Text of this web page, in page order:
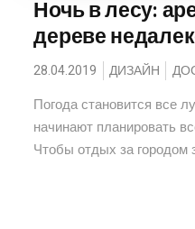
Ночь в лесу:
дереве
28.04.2019 ДИЗАЙН
Погода становится все
начинают планировать
Чтобы отдых за городом